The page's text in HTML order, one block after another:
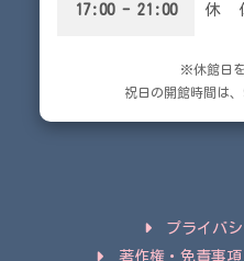
17:00 - 21:00 休
※休館日を
祝日の開館時間は、
プライバ
著作権・免責事項